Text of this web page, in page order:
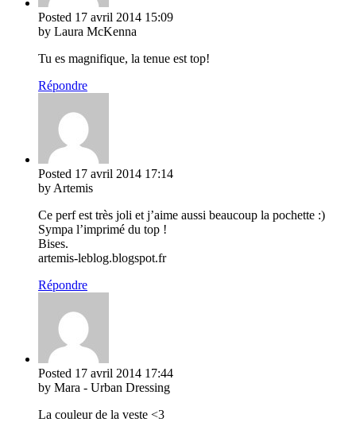
Posted 17 avril 2014 15:09
by Laura McKenna
Tu es magnifique, la tenue est top!
Répondre
Posted 17 avril 2014 17:14
by Artemis
Ce perf est très joli et j’aime aussi beaucoup la pochette :)
Sympa l’imprimé du top !
Bises.
artemis-leblog.blogspot.fr
Répondre
Posted 17 avril 2014 17:44
by Mara - Urban Dressing
La couleur de la veste <3